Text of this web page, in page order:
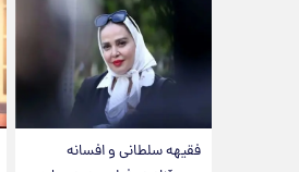
فقیهه سلطانی و افسانه